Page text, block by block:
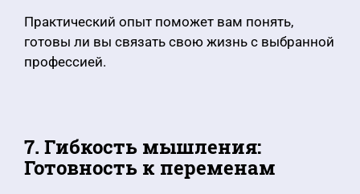
Практический опыт поможет вам понять,
готовы ли вы связать свою жизнь с выбранной
профессией.
7. Гибкость мышления:
Готовность к переменам